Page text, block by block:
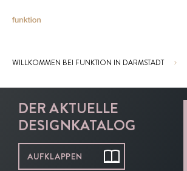
Sie sind hier:
WILLKOMMEN BEI FUNKTION IN DARMSTADT
DER AKTUELLE
DESIGNKATALOG
AUFKLAPPEN